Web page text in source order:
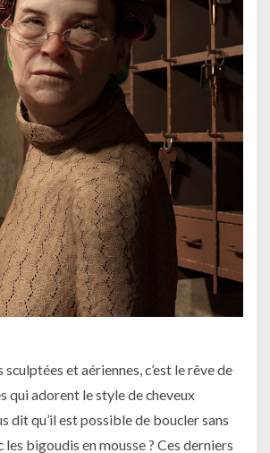
et aériennes, c’est le rêve de
qui adorent le style de cheveux
dit qu’il est possible de boucler sans
bigoudis en mousse ? Ces derniers